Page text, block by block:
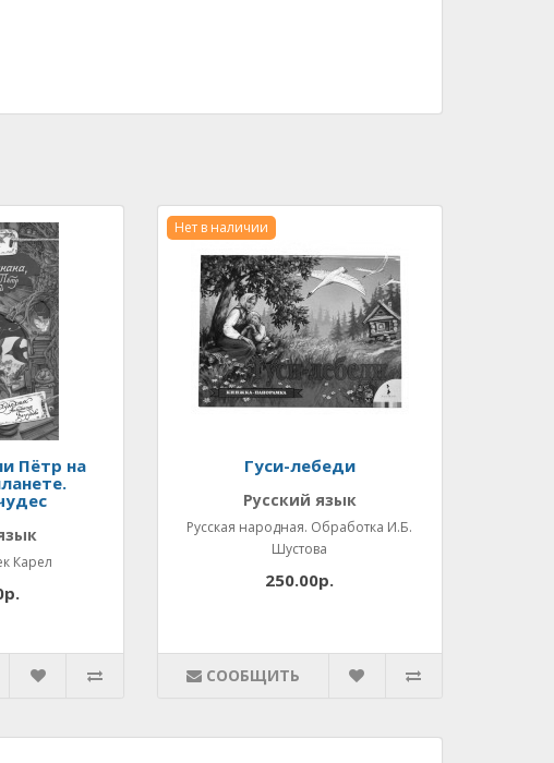
Пётр на
Карел
Нет в наличии
Гуси-лебеди
Русский язык
Русская народная. Обработка И.Б.
Шустова
250.00р.
СООБЩИТЬ